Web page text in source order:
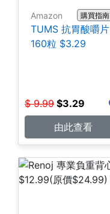
Amazon 購買指南
TUMS 抗胃酸嚼片
160粒 $3.29
$ 9.99 $3.29
由此查看